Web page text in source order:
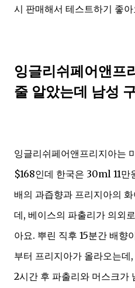
시 판매해서 테스트하기 좋아
잉글리쉬페어앤프
줄 알았는데 남성
잉글리쉬페어앤프리지아
$168인데 한국은 30ml 11
배의 과즙향과 프리지아의
데, 베이스의 파출리가 의외
아요. 뿌린 직후 15분간 배향
부터 프리지아가 올라오는
2시간 후 파출리와 머스크가